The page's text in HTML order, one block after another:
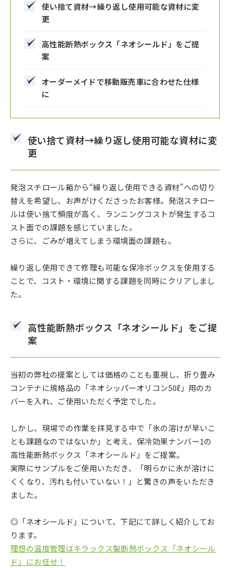
使い捨て資材→繰り返し使用可能な資材に変
更
高性能断熱ボックス「ネオシールド」をご提
案
オーダーメイドで移動販売車に合わせた仕様
に
使い捨て資材→繰り返し使用可能な資材に変
更
発泡スチロール箱から“繰り返し使用できる資材”への切り
替えを希望し、お声がけくださったお客様。発泡スチロー
ルは使い捨て頻度が高く、ランニングコストが発生するコ
スト面での課題を感じていました。
さらに、ごみが増えてしまう環境面の課題も。
繰り返し使用できて修理も可能な保冷ボックスを使用する
ことで、コスト・環境に関する課題を同時にクリアしまし
た。
高性能断熱ボックス「ネオシールド」をご提
案
当初の弊社の提案としては価格のことも重視し、折り畳み
コンテナに規格品の「ネオシッパーオリコン50ℓ」用のカ
バーを入れ、ご使用いただく予定でした。
しかし、現場での作業を拝見する中で「氷の溶けが早いこ
とも課題なのではないか」と考え、保冷効果ナンバー1の
高性能断熱ボックス「ネオシールド」をご提案。
実際にサンプルをご使用いただき、「明らかに氷が溶けに
くくなり、汚れも付いていない！」と驚きの声をいただき
ました。
◎「ネオシールド」について、下記にて詳しく紹介してお
ります。
理想の温度管理はキラックス製断熱ボックス「ネオシール
ド」にお任せ！